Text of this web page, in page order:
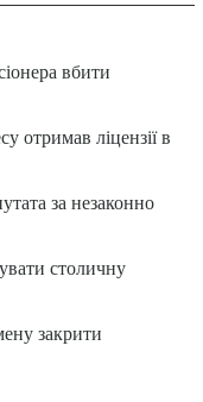
вбити
отримав ліцензії в
за незаконно
столичну
закрити